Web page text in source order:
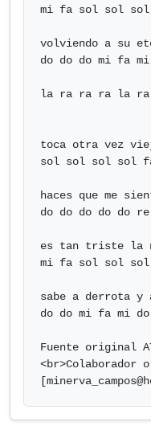
mi fa sol sol
volviendo a su
do do do mi fa
la ra ra ra la
toca otra vez
sol sol sol sol
haces que me
do do do do do
es tan triste la
mi fa sol sol
sabe a derrota y
do do mi fa mi
Fuente original
<br>Colaborador
[